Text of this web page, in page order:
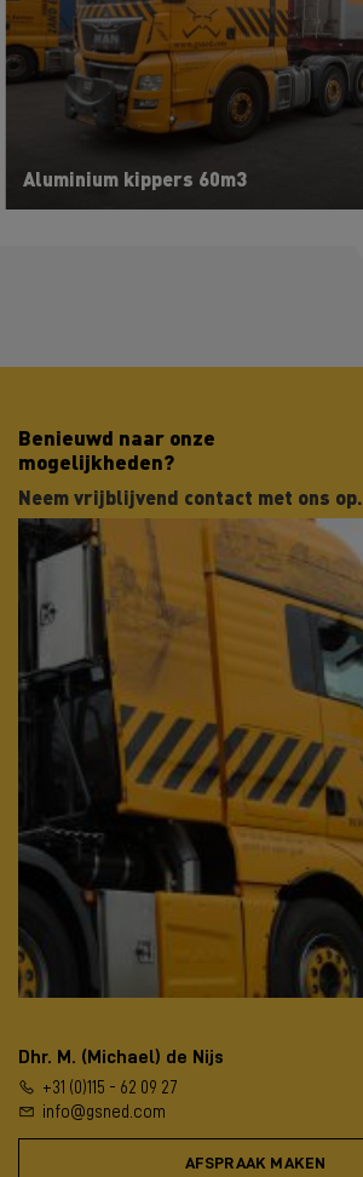
Aluminium kippers 60m3
Benieuwd naar onze
mogelijkheden?
Neem vrijblijvend contact met ons op.
Dhr. M. (Michael) de Nijs
+31 (0)115 - 62 09 27
info@gsned.com
AFSPRAAK MAKEN